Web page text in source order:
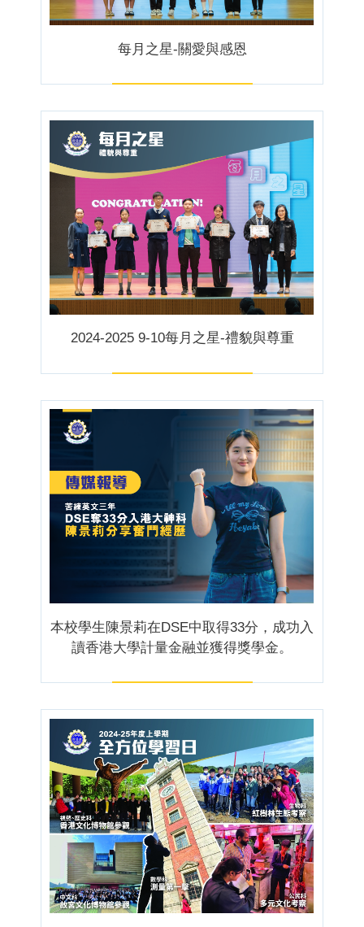
每月之星-關愛與感恩
2024-2025 9-10每月之星-禮貌與尊重
本校學生陳景莉在DSE中取得33分，成功入
讀香港大學計量金融並獲得獎學金。